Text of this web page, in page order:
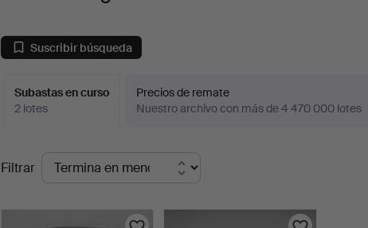
Suscribir búsqueda
Subastas en curso
2 lotes
Precios de remate
Nuestro archivo con más de 4 470 000 lotes
Subastas
en
curso
Filtrar